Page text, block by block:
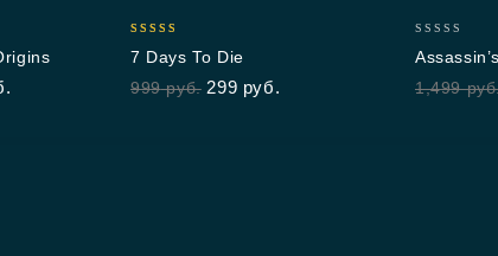
out of 5
7 Days To Die
999руб. 299 руб.
out
of
1,499